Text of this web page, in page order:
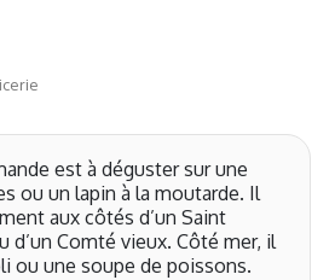
est à déguster sur une
ou un lapin à la moutarde. Il
aux côtés d’un Saint
d’un Comté vieux. Côté mer, il
ou une soupe de poissons.